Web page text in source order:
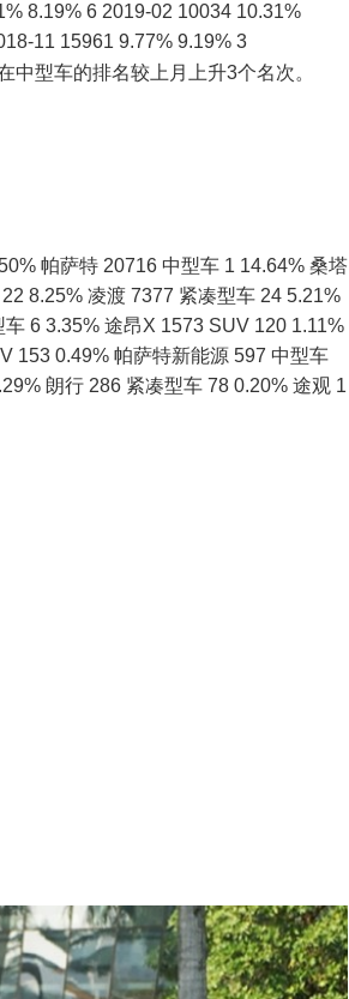
8.19% 6 2019-02 10034 10.31%
11 15961 9.77% 9.19% 3
型车的排名较上月上升3个名次。
帕萨特 20716 中型车 1 14.64% 桑塔
8.25% 凌渡 7377 紧凑型车 24 5.21%
6 3.35% 途昂X 1573 SUV 120 1.11%
153 0.49% 帕萨特新能源 597 中型车
朗行 286 紧凑型车 78 0.20% 途观 1